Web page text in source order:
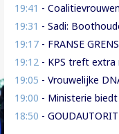
19:41 - Coalitievrouwen eisen strengere
19:31 - Sadi: Boothouders Commewijne zijn
19:17- FRANSE GRENSCONTROLES LANGS
19:12 - KPS treft extra maatregelen
19:05 - Vrouwelijke DNA-leden hervatten werk en
19:00 - Ministerie biedt excuses aan na
18:50 - GOUDAUTORITEIT IN DE MAAK